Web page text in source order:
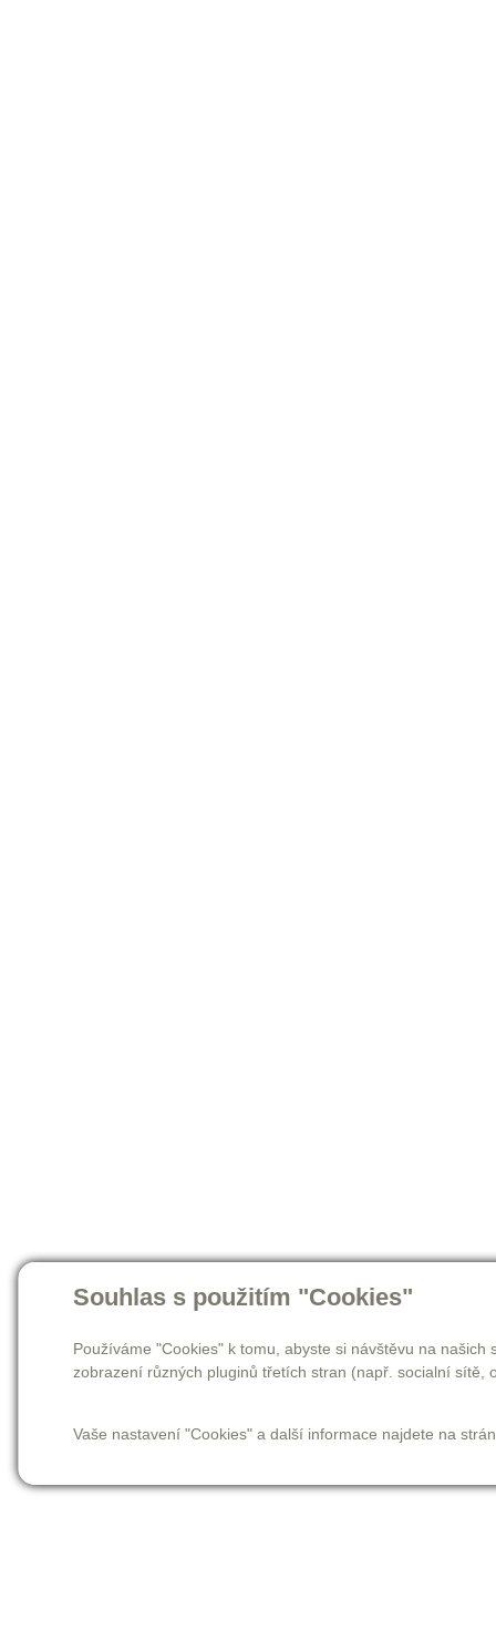
Souhlas s použitím "Cookies"
Používáme "Cookies" k tomu, abyste si návštěvu na
zobrazení různých pluginů třetích stran (např. socialní sítě,
Vaše nastavení "Cookies" a další informace najdete na